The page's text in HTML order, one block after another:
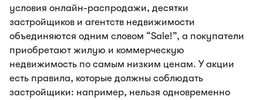
условия онлайн-распродажи, десятки
застройщиков и агентств недвижимости
объединяются одним словом “Sale!”, а покупатели
приобретают жилую и коммерческую
недвижимость по самым низким ценам. У акции
есть правила, которые должны соблюдать
застройщики: например, нельзя одновременно